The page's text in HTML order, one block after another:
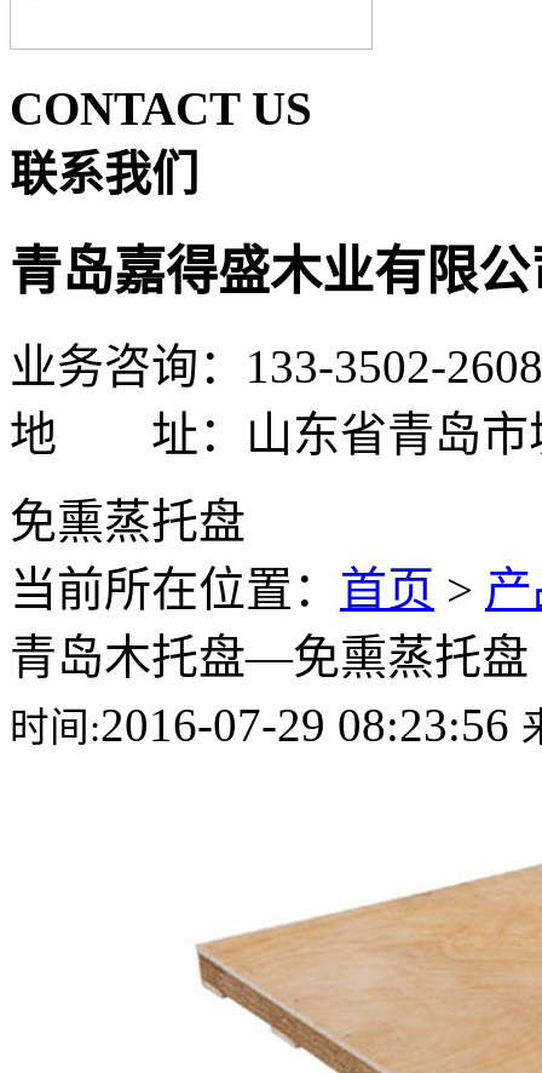
CONTACT US
联系我们
青岛嘉得盛木业有限公
业务咨询：133-3502-2608
地 址：山东省青岛市
免熏蒸托盘
当前所在位置： 首页 >
青岛木托盘—免熏蒸托盘
时间:2016-07-29 08:23:56